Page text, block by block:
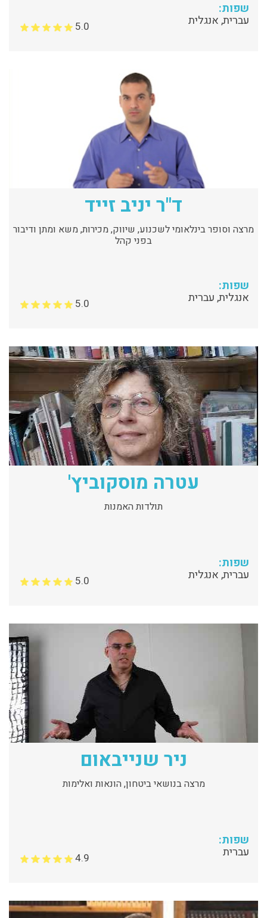
שפות:
עברית, אנגלית 5.0
ד"ר יניב זייד
מרצה וסופר בינלאומי לשכנוע, שיווק, מכירות, משא ומתן ודיבור
בפני קהל
שפות:
אנגלית, עברית 5.0
עטרה מוסקוביץ'
תולדות האמנות
שפות:
עברית, אנגלית 5.0
ניר שנייבאום
מרצה בנושאי ביטחון, הונאות ואלימות
שפות:
עברית 4.9